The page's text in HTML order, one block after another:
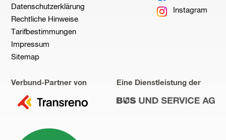
Datenschutzerklärung
Rechtliche Hinweise
Tarifbestimmungen
Impressum
Sitemap
Instagram
Verbund-Partner von
zu
Eine Dienstleistung der
zu